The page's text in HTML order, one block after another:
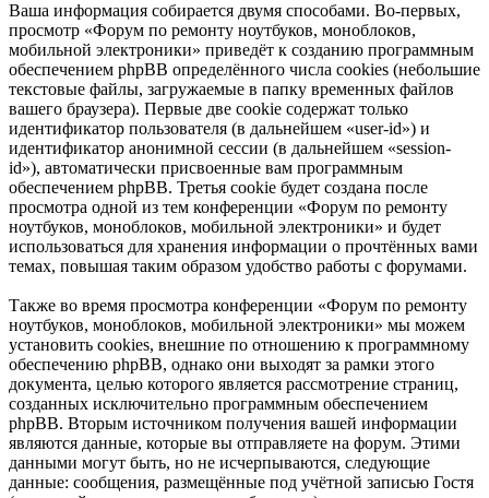
Ваша информация собирается двумя способами. Во-первых,
просмотр «Форум по ремонту ноутбуков, моноблоков,
мобильной электроники» приведёт к созданию программным
обеспечением phpBB определённого числа cookies (небольшие
текстовые файлы, загружаемые в папку временных файлов
вашего браузера). Первые две cookie содержат только
идентификатор пользователя (в дальнейшем «user-id») и
идентификатор анонимной сессии (в дальнейшем «session-
id»), автоматически присвоенные вам программным
обеспечением phpBB. Третья cookie будет создана после
просмотра одной из тем конференции «Форум по ремонту
ноутбуков, моноблоков, мобильной электроники» и будет
использоваться для хранения информации о прочтённых вами
темах, повышая таким образом удобство работы с форумами.
Также во время просмотра конференции «Форум по ремонту
ноутбуков, моноблоков, мобильной электроники» мы можем
установить cookies, внешние по отношению к программному
обеспечению phpBB, однако они выходят за рамки этого
документа, целью которого является рассмотрение страниц,
созданных исключительно программным обеспечением
phpBB. Вторым источником получения вашей информации
являются данные, которые вы отправляете на форум. Этими
данными могут быть, но не исчерпываются, следующие
данные: сообщения, размещённые под учётной записью Гостя